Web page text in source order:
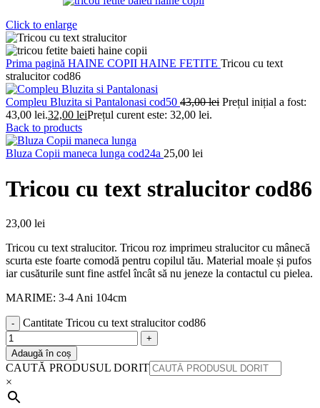
Click to enlarge
Prima pagină HAINE COPII HAINE FETITE Tricou cu text
stralucitor cod86
Compleu Bluzita si Pantalonasi cod50 43,00lei Prețul inițial a fost:
43,00 lei.32,00 leiPrețul curent este: 32,00 lei.
Back to products
Bluza Copii maneca lunga cod24a 25,00 lei
Tricou cu text stralucitor cod86
23,00 lei
Tricou cu text stralucitor. Tricou roz imprimeu stralucitor cu mânecă
scurta este foarte comodă pentru copilul tău. Material moale și pufos
iar cusăturile sunt fine astfel încât să nu jeneze la contactul cu pielea.
MARIME: 3-4 Ani 104cm
Cantitate Tricou cu text stralucitor cod86
Adaugă în coș
CAUTĂ PRODUSUL DORIT
×